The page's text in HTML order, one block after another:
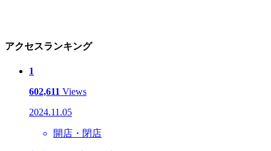
アクセスランキング
1
602,611 Views
2024.11.05
開店・閉店